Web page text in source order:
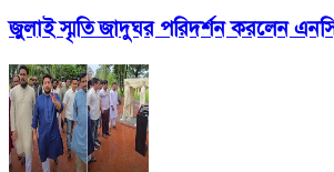
জুলাই স্মৃতি জাদুঘর পরিদর্শন করলেন